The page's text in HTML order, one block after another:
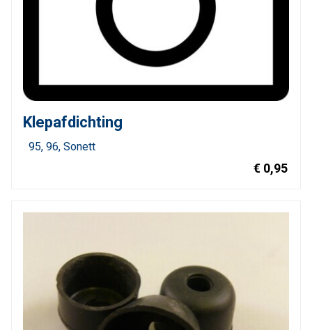
Klepafdichting
95 96 Sonett
€ 0,95